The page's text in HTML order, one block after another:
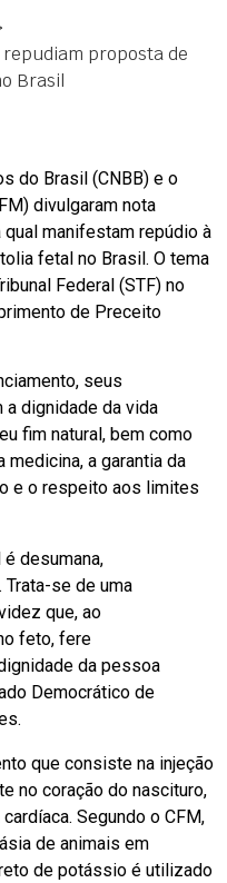
repudiam proposta de
Brasil
do Brasil (CNBB) e o
divulgaram nota
qual manifestam repúdio à
fetal no Brasil. O tema
Federal (STF) no
de Preceito
seus
dignidade da vida
fim natural, bem como
a garantia da
e o respeito aos limites
desumana,
se de uma
que, ao
feto, fere
da pessoa
Democrático de
que consiste na injeção
no coração do nascituro,
Segundo o CFM,
de animais em
de potássio é utilizado